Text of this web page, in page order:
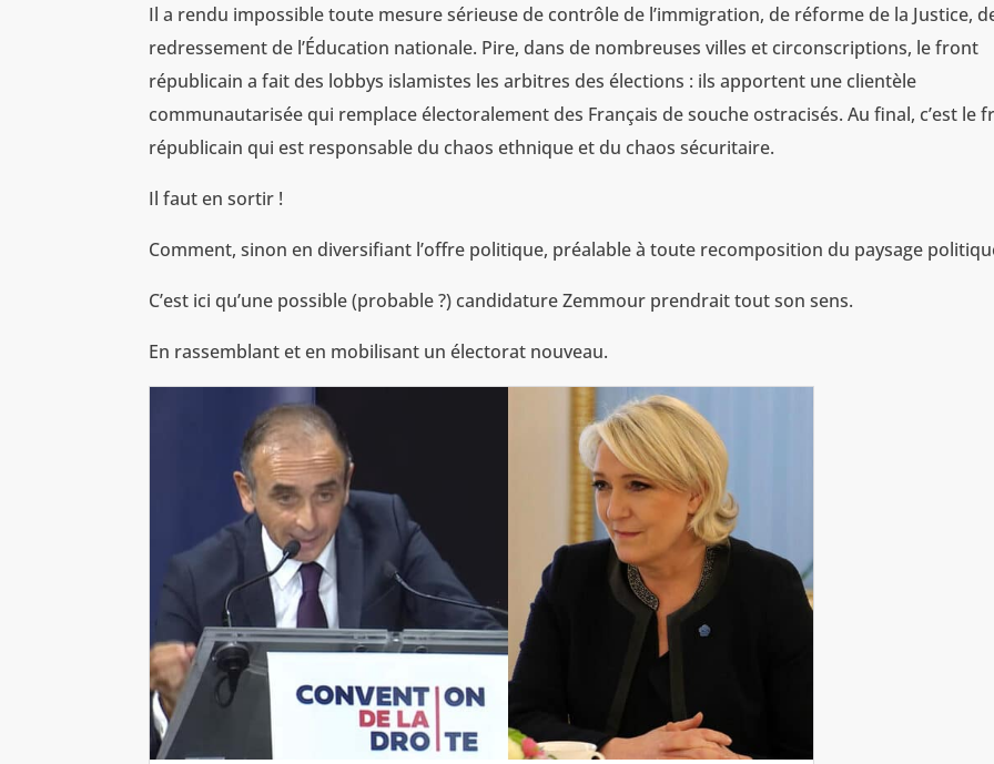
Il a rendu impossible toute mesure sérieuse de contrôle de l’immigration, de réforme de la Justice,
redressement de l’Éducation nationale. Pire, dans de nombreuses villes et circonscriptions, le front
républicain a fait des lobbys islamistes les arbitres des élections : ils apportent une clientèle
communautarisée qui remplace électoralement des Français de souche ostracisés. Au final, c’est le
républicain qui est responsable du chaos ethnique et du chaos sécuritaire.
Il faut en sortir !
Comment, sinon en diversifiant l’offre politique, préalable à toute recomposition du paysage
C’est ici qu’une possible (probable ?) candidature Zemmour prendrait tout son sens.
En rassemblant et en mobilisant un électorat nouveau.